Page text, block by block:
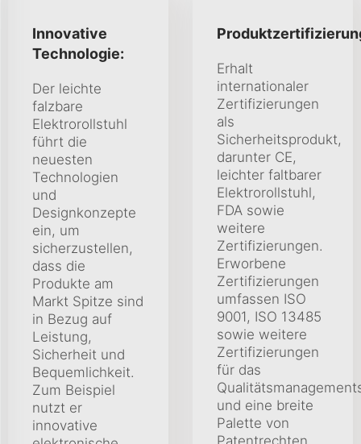
Innovative
Technologie:
Der leichte
falzbare
Elektrorollstuhl
führt die
neuesten
Technologien
und
Designkonzepte
ein, um
sicherzustellen,
dass die
Produkte am
Markt Spitze sind
in Bezug auf
Leistung,
Sicherheit und
Bequemlichkeit.
Zum Beispiel
nutzt er
innovative
Erhalt
internationaler
Zertifizierungen
als
Sicherheitsprodukt,
darunter CE,
leichter faltbarer
Elektrorollstuhl,
FDA sowie
weitere
Zertifizierungen.
Erworbene
Zertifizierungen
umfassen ISO
9001, ISO 13485
sowie weitere
Zertifizierungen
für das
und eine breite
Palette von
Patentrechten,